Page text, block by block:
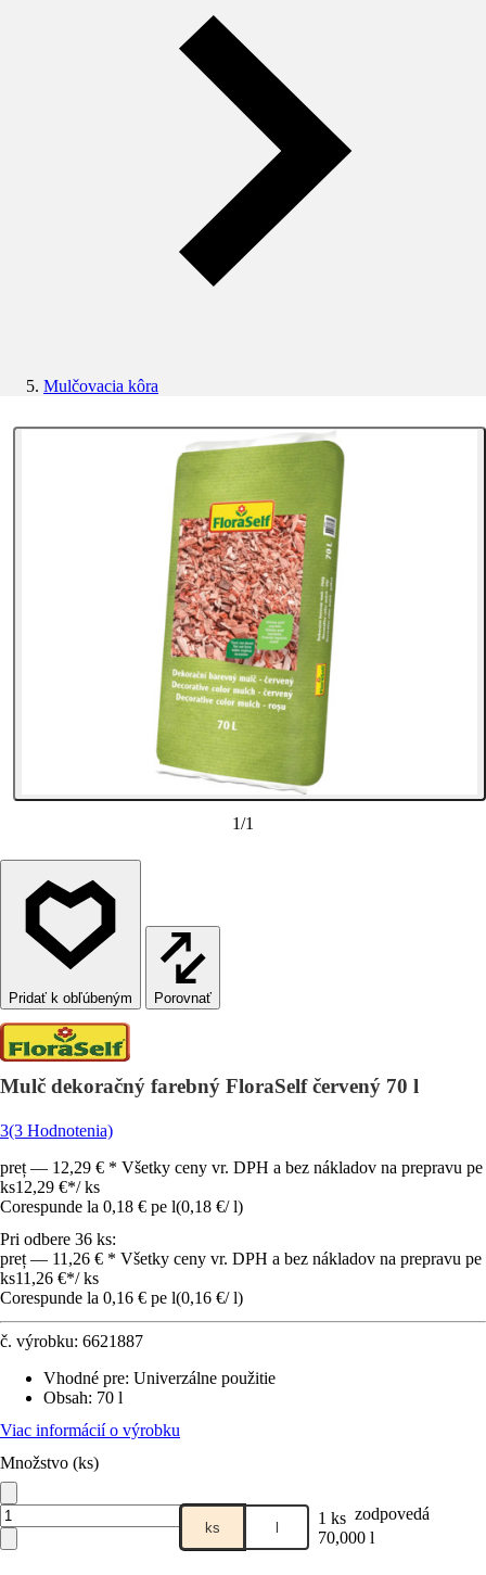
Mulčovacia kôra
1/1
Porovnať
Mulč dekoračný farebný FloraSelf červený 70 l
3(3 Hodnotenia)
preț — 12,29 € * Všetky ceny vr. DPH a bez nákladov na prepravu pe
ks12,29 €*/ ks
Corespunde la 0,18 € pe l(0,18 €/ l)
Pri odbere 36 ks:
preț — 11,26 € * Všetky ceny vr. DPH a bez nákladov na prepravu pe
ks11,26 €*/ ks
Corespunde la 0,16 € pe l(0,16 €/ l)
č. výrobku: 6621887
Vhodné pre: Univerzálne použitie
Obsah: 70 l
Viac informácií o výrobku
Množstvo (ks)
ks l 1 ks zodpovedá
70,000 l